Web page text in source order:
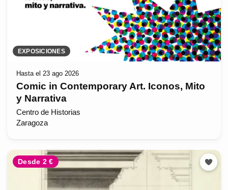
EXPOSICIONES
Hasta el 23 ago 2026
Comic in Contemporary Art. Iconos, Mito
y Narrativa
Centro de Historias
Zaragoza
Desde 2 €